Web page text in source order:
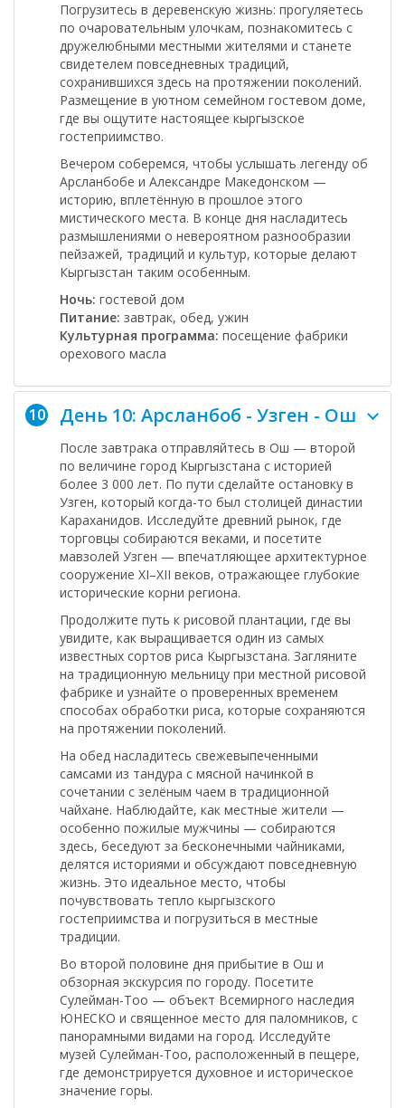
Погрузитесь в деревенскую жизнь: прогуляетесь
по очаровательным улочкам, познакомитесь с
дружелюбными местными жителями и станете
свидетелем повседневных традиций,
сохранившихся здесь на протяжении поколений.
Размещение в уютном семейном гостевом доме,
где вы ощутите настоящее кыргызское
гостеприимство.
Вечером соберемся, чтобы услышать легенду об
Арсланбобе и Александре Македонском —
историю, вплетённую в прошлое этого
мистического места. В конце дня насладитесь
размышлениями о невероятном разнообразии
пейзажей, традиций и культур, которые делают
Кыргызстан таким особенным.
Ночь: гостевой дом
Питание: завтрак, обед, ужин
Культурная программа: посещение фабрики
орехового масла
День 10: Арсланбоб - Узген - Ош
10
После завтрака отправляйтесь в Ош — второй
по величине город Кыргызстана с историей
более 3 000 лет. По пути сделайте остановку в
Узген, который когда-то был столицей династии
Караханидов. Исследуйте древний рынок, где
торговцы собираются веками, и посетите
мавзолей Узген — впечатляющее архитектурное
сооружение XI–XII веков, отражающее глубокие
исторические корни региона.
Продолжите путь к рисовой плантации, где вы
увидите, как выращивается один из самых
известных сортов риса Кыргызстана. Загляните
на традиционную мельницу при местной рисовой
фабрике и узнайте о проверенных временем
способах обработки риса, которые сохраняются
на протяжении поколений.
На обед насладитесь свежевыпеченными
самсами из тандура с мясной начинкой в
сочетании с зелёным чаем в традиционной
чайхане. Наблюдайте, как местные жители —
особенно пожилые мужчины — собираются
здесь, беседуют за бесконечными чайниками,
делятся историями и обсуждают повседневную
жизнь. Это идеальное место, чтобы
почувствовать тепло кыргызского
гостеприимства и погрузиться в местные
традиции.
Во второй половине дня прибытие в Ош и
обзорная экскурсия по городу. Посетите
Сулейман-Тоо — объект Всемирного наследия
ЮНЕСКО и священное место для паломников, с
панорамными видами на город. Исследуйте
музей Сулейман-Тоо, расположенный в пещере,
где демонстрируется духовное и историческое
значение горы.